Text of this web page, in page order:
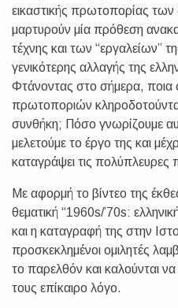
εικαστικής πρωτοπορίας
μαρτυρούν μία πρόθεση
τέχνης και των “εργαλείων”
γενικότερης αλλαγής της
Φτάνοντας στο σήμερα, ποια
πρωτοποριών
συνθήκη; Πόσο γνωρίζουμε
μελετούμε το έργο της και
καταγράψει τις πολύπλευρες
Με αφορμή το βίντεο της
θεματική “1960s/’70s:
και η καταγραφή της στην
προσκεκλημένοι ομιλητές
το παρελθόν και καλούνται
τους επίκαιρο λόγο.